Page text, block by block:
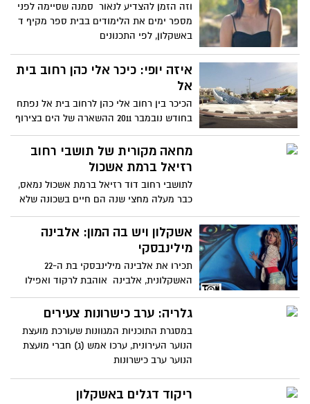
וזה הזמן להצדיע לנאור סמנה שסיימה לפני
מספר ימים את הלימודים בבית ספר מקיף ד
באשקלון, לפי התכנונים
איזה יופי: כיכר אלי כהן רחוב בית
אל
הכיכר בין רחוב אלי כהן לרחוב בית אל נפתח
בחודש נובמבר 2011 ההשארה של הים בצירוף
המזרקה יוצרת מחזה
מחאה מקורית של תושבי רחוב
רזיאל ברמת אשכול
לתושבי רחוב דוד רזיאל ברמת אשכול נמאס,
כבר מעלה מחצי שנה הם חיים בשכונה שלא
ראויה לאכלוס של בני
אשקלון ויש בה המון: אלבינה
מילינבסקי
תכירו את אלבינה מילינבסקי בת ה-22
האשקלונית, אלבינה אוהבת לרקוד ואפילו
הולכת לעשות מזה ביזנס וביג
גלריה: ערב כישרונות צעירים
במסגרת התוכניות המגוונות שעורכת מועצת
הנוער העירונית, ערכו אמש (ג) חברי מועצת
הנוער ערב כישרונות
ריקוד דגלים באשקלון